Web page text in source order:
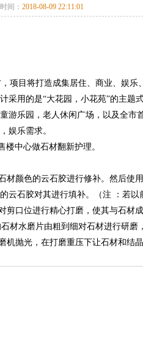
间： 2018-08-09 22:11:01
目将打造成集居住、商业、娱乐
采用的是“大花园，小花苑”的主题
游乐园，老人休闲广场，以及全市
娱乐需求。
中心做石材翻新护理。
色的云石胶进行修补。然后使
石胶对其进行填补。（注 ：若以
位进行精心打磨，使其与石材成
水磨片由粗到细对石材进行研磨
光，在打磨重压下让石材和结晶